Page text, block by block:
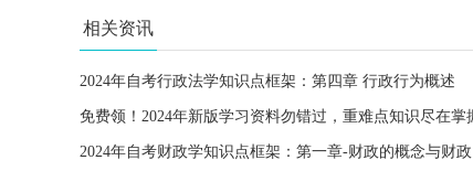
相关资讯
2024年自考行政法学知识点框架：第四章 行政行为概述
免费领！2024年新版学习资料勿错过，重难点知识尽在掌